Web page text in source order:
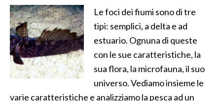
Le foci dei fiumi sono di tre
tipi: semplici, a delta e ad
estuario. Ognuna di queste
con le sue caratteristiche, la
sua flora, la microfauna, il suo
universo. Vediamo insieme le
varie caratteristiche e analizziamo la pesca ad un